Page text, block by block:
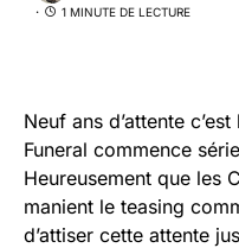
1 MINUTE DE LECTURE
Neuf ans d’attente
Funeral commence
Heureusement que les
manient le teasing
d’attiser cette attente